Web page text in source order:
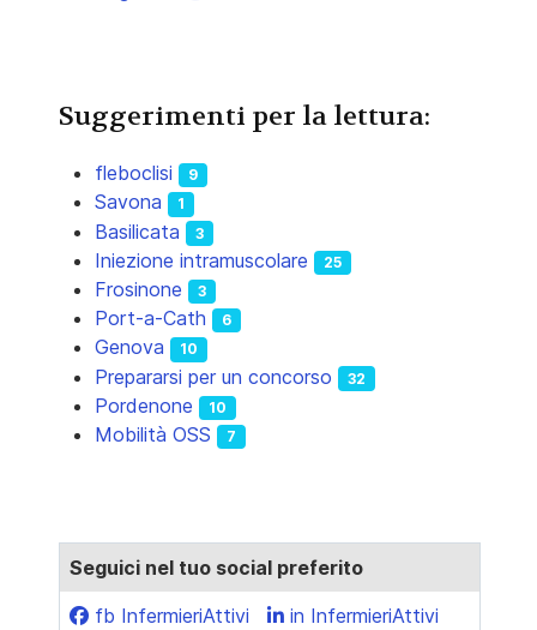
Suggerimenti per la lettura:
fleboclisi 9
Savona 1
Basilicata 3
Iniezione intramuscolare 25
Frosinone 3
Port-a-Cath 6
Genova 10
Prepararsi per un concorso 32
Pordenone 10
Mobilità OSS 7
Seguici nel tuo social preferito
fb InfermieriAttivi
in InfermieriAttivi